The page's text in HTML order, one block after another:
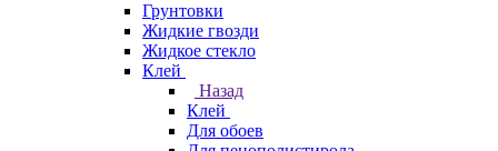
Грунтовки
Жидкие гвозди
Жидкое стекло
Клей
Назад
Клей
Для обоев